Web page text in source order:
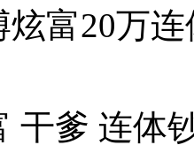
富20万连
干爹 连体